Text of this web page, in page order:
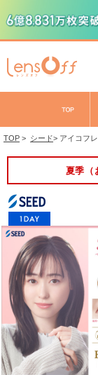
TOP > シード> アイコフ
夏季（